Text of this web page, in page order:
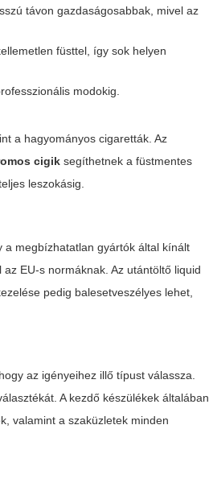
távon gazdaságosabbak, mivel az
füsttel, így sok helyen
modokig.
a hagyományos cigaretták. Az
cigik segíthetnek a füstmentes
leszokásig.
a megbízhatatlan gyártók által kínált
EU-s normáknak. Az utántöltő liquid
pedig balesetveszélyes lehet,
az igényeihez illő típust válassza.
A kezdő készülékek általában
valamint a szaküzletek minden